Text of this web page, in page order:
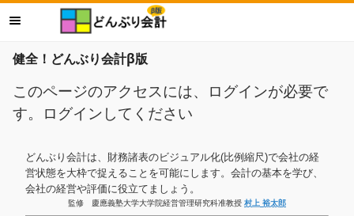
健全！どんぶり会計β版
このページのアクセスには、ログインが必要で
す。ログインしてください
どんぶり会計は、財務諸表のビジュアル化(比例縮尺)で会社の経
営状態を大枠で捉えることを可能にします。会計の基本を学び、
会社の経営や評価に役立てましょう。
監修 慶應義塾大学大学院経営管理研究科准教授 村上 裕太郎